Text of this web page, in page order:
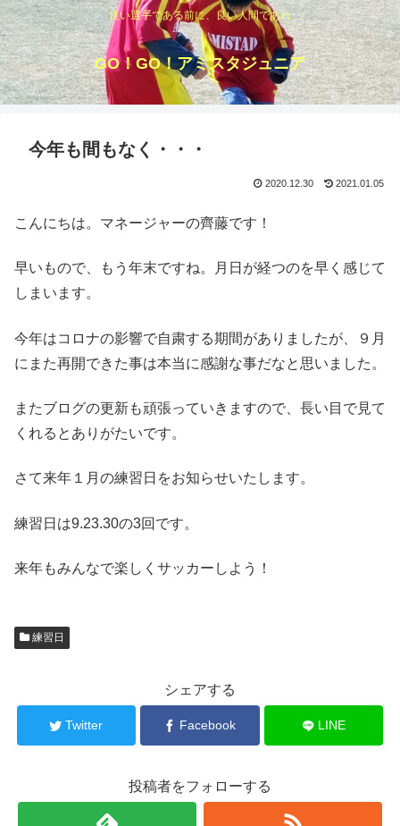
良い選手である前に、良い人間であれ
GO！GO！アミスタジュニア
今年も間もなく・・・
2021.01.05
2020.12.30
こんにちは。マネージャーの齊藤です！
早いもので、もう年末ですね。月日が経つのを早く感じて
しまいます。
今年はコロナの影響で自粛する期間がありましたが、９月
にまた再開できた事は本当に感謝な事だなと思いました。
またブログの更新も頑張っていきますので、長い目で見て
くれるとありがたいです。
さて来年１月の練習日をお知らせいたします。
練習日は9.23.30の3回です。
来年もみんなで楽しくサッカーしよう！
練習日
シェアする
Twitter Facebook LINE
投稿者をフォローする